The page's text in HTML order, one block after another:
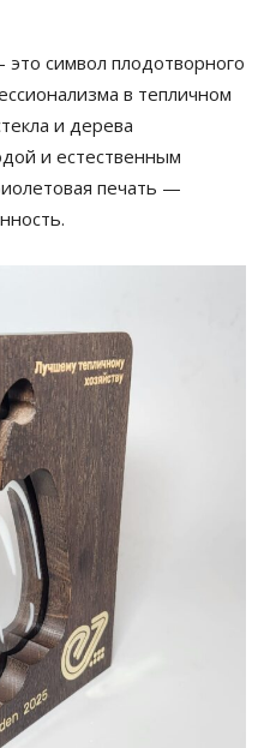
символ плодотворного
в тепличном
и дерева
и естественным
печать —